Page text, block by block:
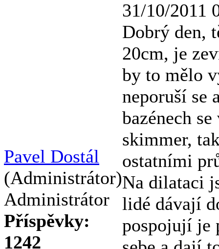
Pavel Dostál
(Administrátor)
Administrátor
Příspěvky:
1242
31/10/2011
Dobrý den,
20cm, je
by to mělo
neporuší se
bazénech
skimmer,
ostatními
Na dilataci
lidé dávají
pospojují je